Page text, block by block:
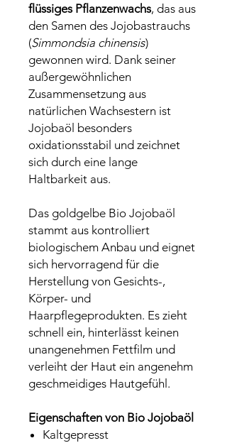
flüssiges Pflanzenwachs, das aus
den Samen des Jojobastrauchs
(Simmondsia chinensis)
gewonnen wird. Dank seiner
außergewöhnlichen
Zusammensetzung aus
natürlichen Wachsestern ist
Jojobaöl besonders
oxidationsstabil und zeichnet
sich durch eine lange
Haltbarkeit aus.
Das goldgelbe Bio Jojobaöl
stammt aus kontrolliert
biologischem Anbau und eignet
sich hervorragend für die
Herstellung von Gesichts-,
Körper- und
Haarpflegeprodukten. Es zieht
schnell ein, hinterlässt keinen
unangenehmen Fettfilm und
verleiht der Haut ein angenehm
geschmeidiges Hautgefühl.
Eigenschaften von Bio Jojobaöl
Kaltgepresst